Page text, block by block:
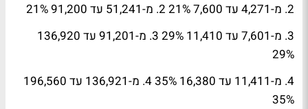
2. מ-4,271 עד 7,600 21% 2. מ-51,241 עד 91,200 21%
3. מ-7,601 עד 11,410 29% 3. מ-91,201 עד 136,920
29%
4. מ-11,411 עד 16,380 35% 4. מ-136,921 עד 196,560
35%